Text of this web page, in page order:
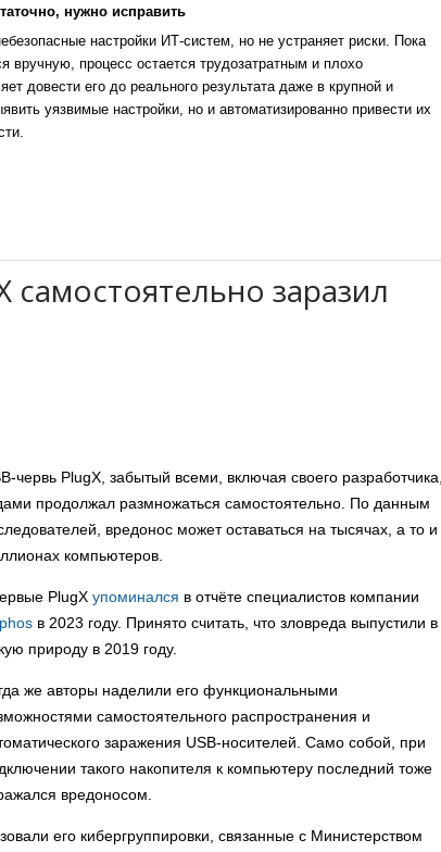
нужно исправить
настройки ИТ-систем, но не устраняет риски. Пока
вручную, процесс остается трудозатратным и плохо
довести его до реального результата даже в крупной и
уязвимые настройки, но и автоматизированно привести их
заразил
червь PlugX, забытый всеми, включая своего разработчика,
продолжал размножаться самостоятельно. По данным
вредонос может оставаться на тысячах, а то и
компьютеров.
PlugX упоминался в отчёте специалистов компании
в 2023 году. Принято считать, что зловреда выпустили в
природу в 2019 году.
же авторы наделили его функциональными
самостоятельного распространения и
заражения USB-носителей. Само собой, при
такого накопителя к компьютеру последний тоже
вредоносом.
его кибергруппировки, связанные с Министерством